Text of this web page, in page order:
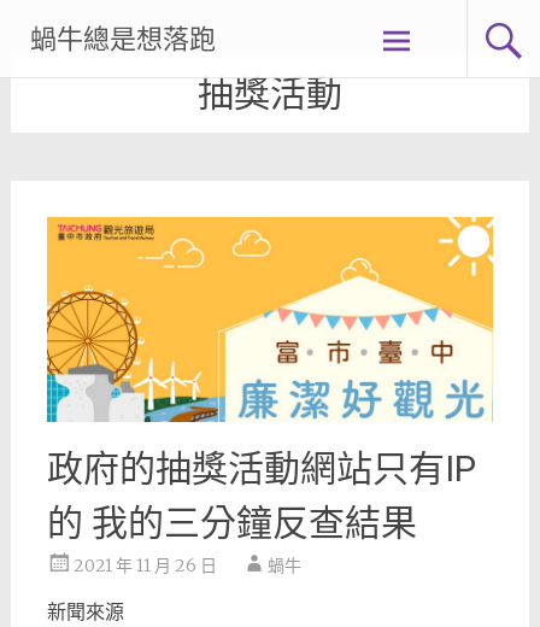
content
蝸牛總是想落跑
抽獎活動
政府的抽獎活動網站只有IP
的 我的三分鐘反查結果
2021 年 11 月 26 日 蝸牛
新聞來源